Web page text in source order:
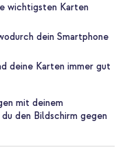
verlässlichen Schutz
Materialien
sind. Die
Silikonmaterial und ist
Diese
mühelos ab. Zudem
der Kamera und dem
Schutz bieten.
die Hülle vor
wichtigsten Karten
dein Smartphone
deine Karten immer gut
mit deinem
den Bildschirm gegen